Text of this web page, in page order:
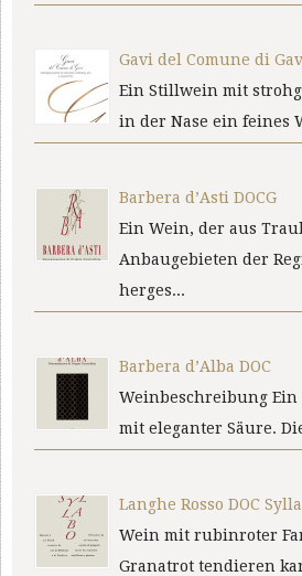
Gavi del Comune di
Ein Stillwein mit
in der Nase ein feines
Barbera d’Asti DOCG
Ein Wein, der aus
Anbaugebieten der
herges...
Barbera d’Alba DOC
Weinbeschreibung
mit eleganter Säure.
Langhe Rosso DOC
Wein mit rubinroter
Granatrot tendieren